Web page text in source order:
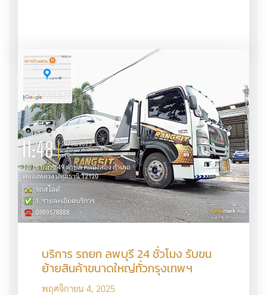
บริการ รถยก ลพบุรี 24 ชั่วโมง รับขน
ย้ายสินค้าขนาดใหญ่ทั่วกรุงเทพฯ
พฤศจิกายน 4, 2025